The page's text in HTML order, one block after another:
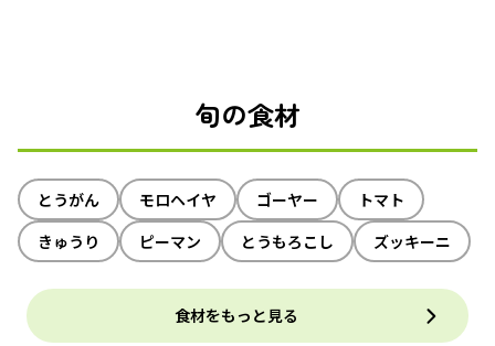
旬の食材
とうがん モロヘイヤ ゴーヤー
トマト
きゅうり
ピーマン とうもろこし ズッキーニ
食材をもっと見る